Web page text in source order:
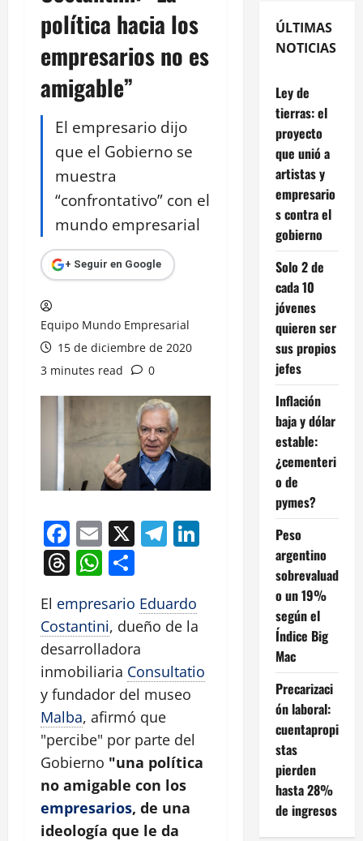
política hacia los
empresarios no es
amigable”
El empresario dijo
que el Gobierno se
muestra
“confrontativo” con el
mundo empresarial
+ Seguir en Google
Equipo Mundo Empresarial
15 de diciembre de 2020
3 minutes read
0
Facebook
Email
X Telegram
LinkedIn
Threads
WhatsApp
El empresario Eduardo
Costantini, dueño de la
desarrolladora
inmobiliaria Consultatio
y fundador del museo
Malba, afirmó que
"percibe" por parte del
Gobierno "una política
no amigable con los
empresarios, de una
ideología que le da
ÚLTIMAS
NOTICIAS
Ley de
tierras: el
proyecto
que unió a
artistas y
empresario
s contra el
gobierno
Solo 2 de
cada 10
jóvenes
quieren ser
sus propios
jefes
Inflación
baja y dólar
estable:
¿cementeri
o de
pymes?
Peso
argentino
sobrevaluad
o un 19%
según el
Índice Big
Mac
Precarizaci
ón laboral:
cuentapropi
stas
pierden
hasta 28%
de ingresos